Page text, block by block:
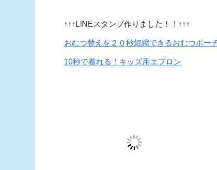
↑↑↑LINEスタンプ作りました！！↑↑↑
おむつ替えを２０秒短縮できるおむつポー
10秒で着れる！キッズ用エプロン